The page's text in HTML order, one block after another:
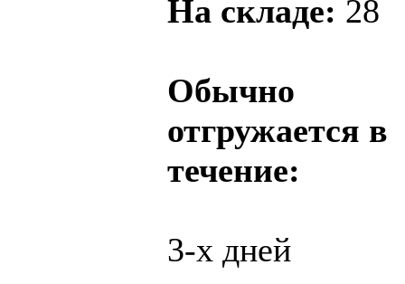
На складе: 28
Обычно
отгружается в
течение:
3-х дней